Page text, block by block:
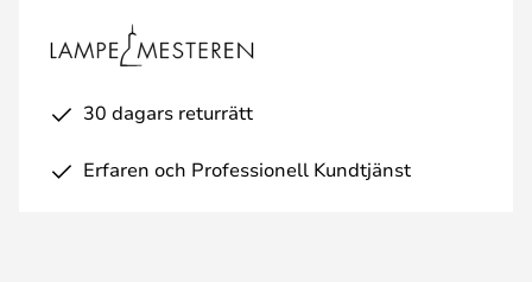
30 dagars returrätt
Erfaren och Professionell Kundtjänst